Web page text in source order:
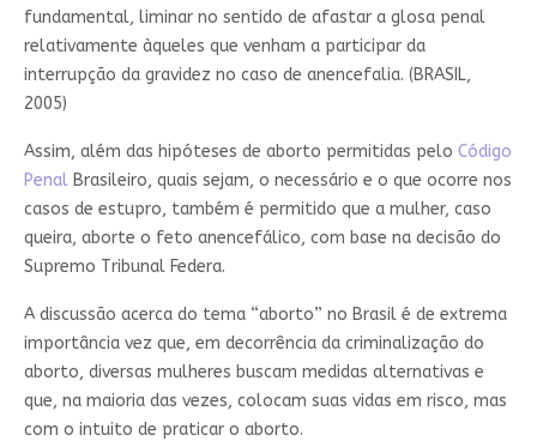
fundamental, liminar no sentido de afastar a glosa penal
relativamente àqueles que venham a participar da
interrupção da gravidez no caso de anencefalia. (BRASIL,
2005)
Assim, além das hipóteses de aborto permitidas pelo Código
PenalBrasileiro, quais sejam, o necessário e o que ocorre nos
casos de estupro, também é permitido que a mulher, caso
queira, aborte o feto anencefálico, com base na decisão do
Supremo Tribunal Federa.
A discussão acerca do tema “aborto” no Brasil é de extrema
importância vez que, em decorrência da criminalização do
aborto, diversas mulheres buscam medidas alternativas e
que, na maioria das vezes, colocam suas vidas em risco, mas
com o intuito de praticar o aborto.